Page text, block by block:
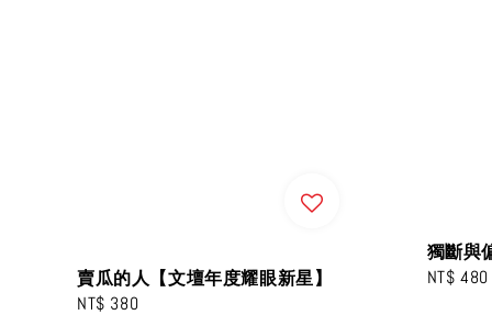
賣瓜的人【文壇年度耀眼新星】
Regular
NT$ 380
獨斷與
Regular
NT$ 480